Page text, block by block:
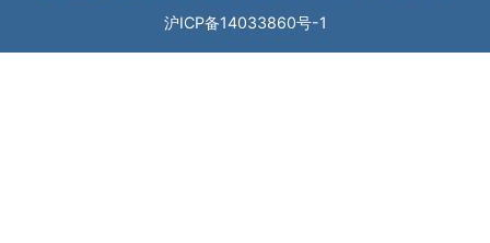
沪ICP备14033860号-1